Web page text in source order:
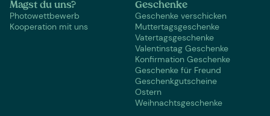
Magst du uns?
Photowettbewerb
Kooperation mit uns
Geschenke
Geschenke verschicken
Muttertagsgeschenke
Vatertagsgeschenke
Valentinstag Geschenke
Konfirmation Geschenke
Geschenke für Freund
Geschenkgutscheine
Ostern
Weihnachtsgeschenke